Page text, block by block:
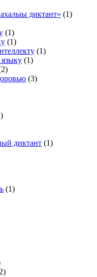
диктант» (1)
(1)
(1)
(1)
(1)
(3)
диктант (1)
(1)